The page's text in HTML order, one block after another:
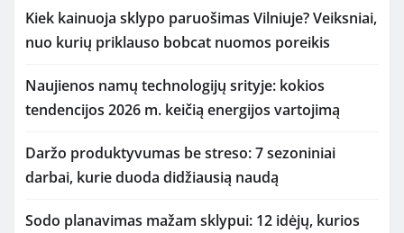
Kiek kainuoja sklypo paruošimas Vilniuje? Veiksniai,
nuo kurių priklauso bobcat nuomos poreikis
Naujienos namų technologijų srityje: kokios
tendencijos 2026 m. keičią energijos vartojimą
Daržo produktyvumas be streso: 7 sezoniniai
darbai, kurie duoda didžiausią naudą
Sodo planavimas mažam sklypui: 12 idėjų, kurios